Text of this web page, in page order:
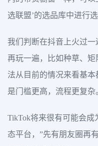
选联盟’的选品库中进行选
我们判断在抖音上火过
再玩一遍，比如种草、
法从目前的情况来看基
是门槛更高，流程更复杂
TikTok将来很有可能会成
态平台，”先有朋友圈再